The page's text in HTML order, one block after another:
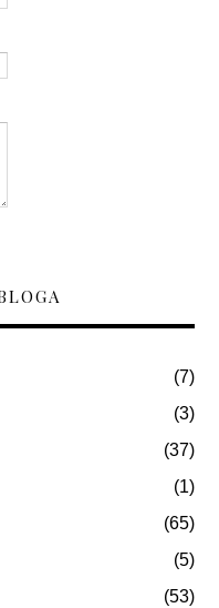
(7)
(3)
(37)
(1)
(65)
(5)
(53)